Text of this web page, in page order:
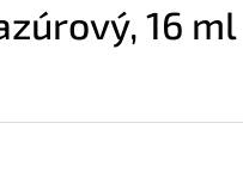
16 ml